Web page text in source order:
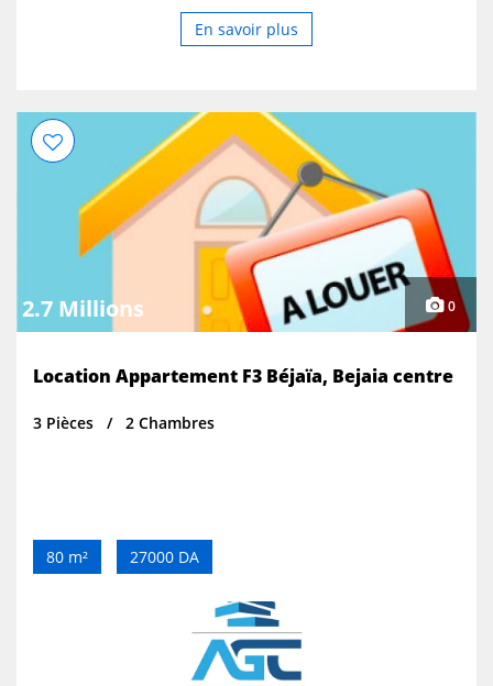
contacter : 0798 10 51 74 contact@agc-immob-
rayane.com salim.brahiti@agc-immob-rayane.com
En savoir plus
2.7 Millions 0
Location Appartement F3 Béjaïa, Bejaia centre
3 Pièces 2 Chambres
80 m² 27000 DA